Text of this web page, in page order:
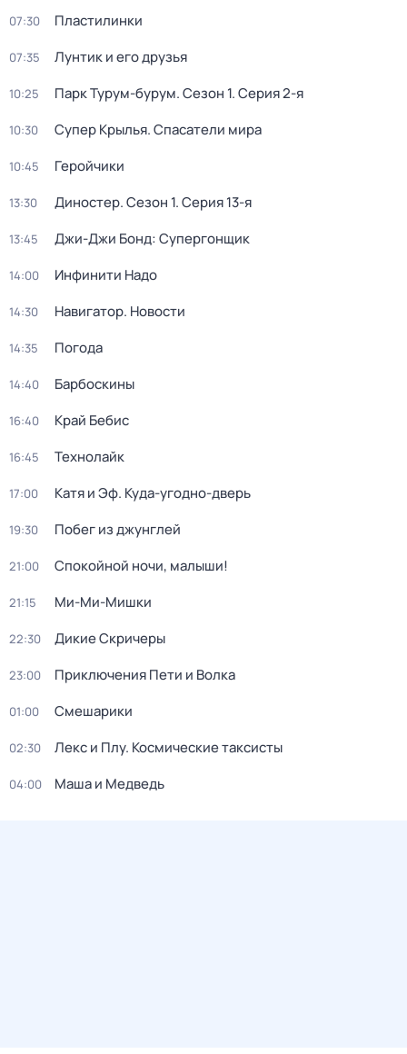
07:30 Пластилинки
07:35 Лунтик и его друзья
10:25 Парк Турум-бурум. Сезон 1. Серия 2-я
10:30 Супер Крылья. Спасатели мира
10:45 Геройчики
13:30 Диностер. Сезон 1. Серия 13-я
13:45 Джи-Джи Бонд: Супергонщик
14:00 Инфинити Надо
14:30 Навигатор. Новости
14:35 Погода
14:40 Барбоскины
16:40 Край Бебис
16:45 Технолайк
17:00 Катя и Эф. Куда-угодно-дверь
19:30 Побег из джунглей
21:00 Спокойной ночи, малыши!
21:15 Ми-Ми-Мишки
22:30 Дикие Скричеры
23:00 Приключения Пети и Волка
01:00 Смешарики
02:30 Лекс и Плу. Космические таксисты
04:00 Маша и Медведь